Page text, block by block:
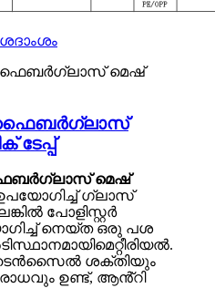
ടേപ്പ്
മെഷ്
ഉപയോഗിച്ച് ഗ്ലാസ്
പോളിസ്റ്റർ
നെയ്ത ഒരു പശ
മെറ്റീരിയൽ.
ടെൻസൈൽ ശക്തിയും
ഉണ്ട്, ആൻ്റി